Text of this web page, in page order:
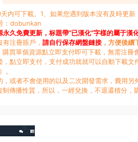
内可下載。1、如果您遇到版本沒有及時更
：dobunkan
永久免費更新，标題帶“已漢化”字樣的屬于漢
注冊賬戶， 請自行保存網盤鏈接 ，方便後續
購買單個資源點立即支付即可下載，無需注冊
，點立即支付，支付成功就就可以自動下載
。
，或者不會使用的以及二次開發需求，費用另
制傳播性質，所以，一經兌換，不退還積分，